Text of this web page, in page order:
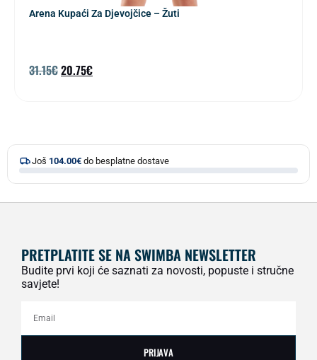
Arena Kupaći Za Djevojčice – Žuti
31.15€20.75€
Još 104.00€ do besplatne dostave
PRETPLATITE SE NA SWIMBA NEWSLETTER
Budite prvi koji će saznati za novosti, popuste i stručne
savjete!
PRIJAVA